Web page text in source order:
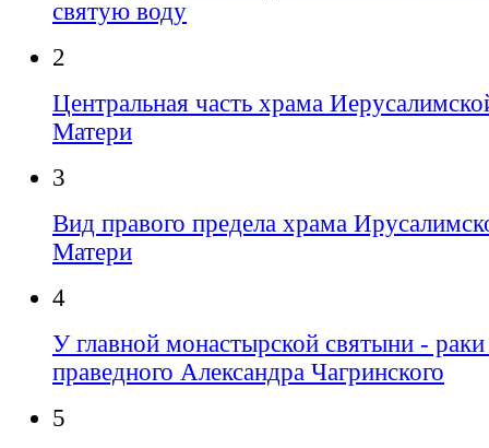
святую воду
2
Центральная часть храма
Матери
3
Вид правого предела храма
Матери
4
У главной монастырской святыни -
праведного Александра Чагринского
5